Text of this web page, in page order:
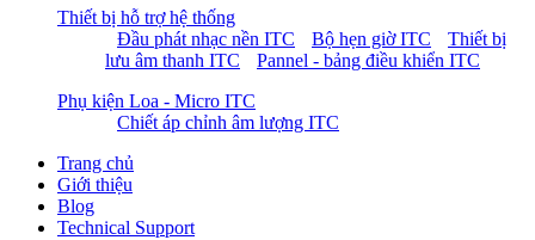
Thiết bị hỗ trợ hệ thống
Đầu phát nhạc nền ITC
Bộ hẹn giờ ITC
Thiết bị
lưu âm thanh ITC
Pannel - bảng điều khiển ITC
Phụ kiện Loa - Micro ITC
Chiết áp chỉnh âm lượng ITC
Trang chủ
Giới thiệu
Blog
Technical Support